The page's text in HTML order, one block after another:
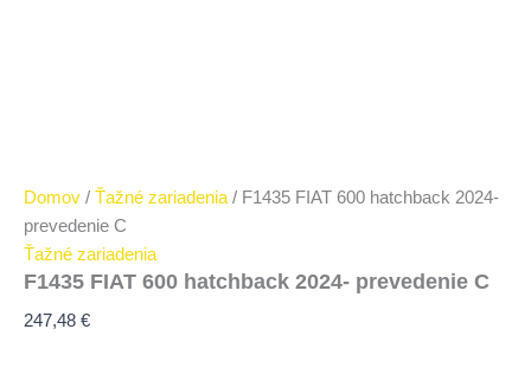
Domov / Ťažné zariadenia/ F1435 FIAT 600 hatchback 2024-
prevedenie C
Ťažné zariadenia
F1435 FIAT 600 hatchback 2024- prevedenie C
247,48 €